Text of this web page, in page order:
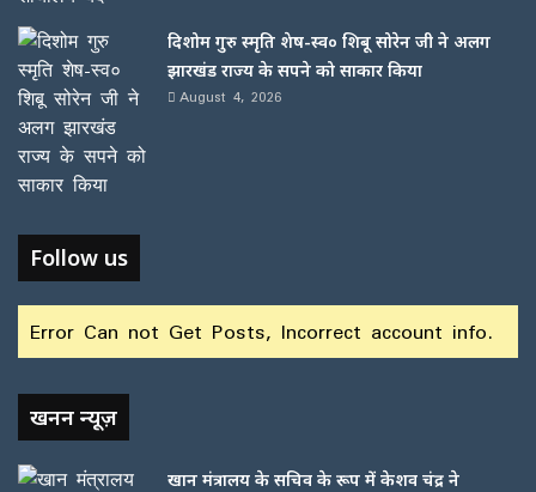
दिशोम गुरु स्मृति शेष-स्व० शिबू सोरेन जी ने अलग
झारखंड राज्य के सपने को साकार किया
August 4, 2026
Follow us
Error Can not Get Posts, Incorrect account info.
खनन न्यूज़
खान मंत्रालय के सचिव के रूप में केशव चंद्र ने